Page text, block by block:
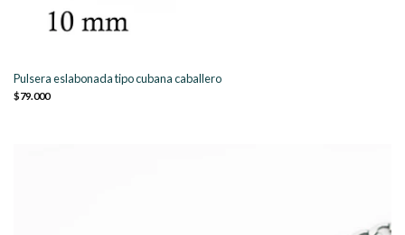
Pulsera eslabonada tipo cubana caballero
$79.000